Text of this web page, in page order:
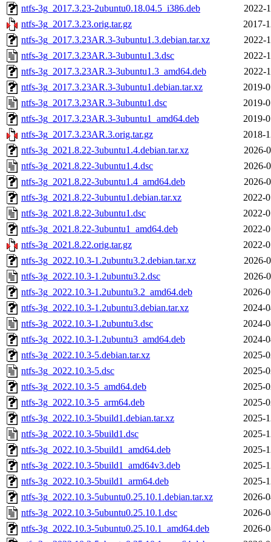
ntfs-3g_2017.3.23-2ubuntu0.18.04.5_i386.deb
2022-
ntfs-3g_2017.3.23.orig.tar.gz
2017-
ntfs-3g_2017.3.23AR.3-3ubuntu1.3.debian.tar.xz
2022-
ntfs-3g_2017.3.23AR.3-3ubuntu1.3.dsc
2022-
ntfs-3g_2017.3.23AR.3-3ubuntu1.3_amd64.deb
2022-
ntfs-3g_2017.3.23AR.3-3ubuntu1.debian.tar.xz
2019-
ntfs-3g_2017.3.23AR.3-3ubuntu1.dsc
2019-
ntfs-3g_2017.3.23AR.3-3ubuntu1_amd64.deb
2019-
ntfs-3g_2017.3.23AR.3.orig.tar.gz
2018-
ntfs-3g_2021.8.22-3ubuntu1.4.debian.tar.xz
2026-
ntfs-3g_2021.8.22-3ubuntu1.4.dsc
2026-
ntfs-3g_2021.8.22-3ubuntu1.4_amd64.deb
2026-
ntfs-3g_2021.8.22-3ubuntu1.debian.tar.xz
2022-
ntfs-3g_2021.8.22-3ubuntu1.dsc
2022-
ntfs-3g_2021.8.22-3ubuntu1_amd64.deb
2022-
ntfs-3g_2021.8.22.orig.tar.gz
2022-
ntfs-3g_2022.10.3-1.2ubuntu3.2.debian.tar.xz
2026-
ntfs-3g_2022.10.3-1.2ubuntu3.2.dsc
2026-
ntfs-3g_2022.10.3-1.2ubuntu3.2_amd64.deb
2026-
ntfs-3g_2022.10.3-1.2ubuntu3.debian.tar.xz
2024-
ntfs-3g_2022.10.3-1.2ubuntu3.dsc
2024-
ntfs-3g_2022.10.3-1.2ubuntu3_amd64.deb
2024-
ntfs-3g_2022.10.3-5.debian.tar.xz
2025-
ntfs-3g_2022.10.3-5.dsc
2025-
ntfs-3g_2022.10.3-5_amd64.deb
2025-
ntfs-3g_2022.10.3-5_arm64.deb
2025-
ntfs-3g_2022.10.3-5build1.debian.tar.xz
2025-
ntfs-3g_2022.10.3-5build1.dsc
2025-
ntfs-3g_2022.10.3-5build1_amd64.deb
2025-
ntfs-3g_2022.10.3-5build1_amd64v3.deb
2025-
ntfs-3g_2022.10.3-5build1_arm64.deb
2025-
ntfs-3g_2022.10.3-5ubuntu0.25.10.1.debian.tar.xz
2026-
ntfs-3g_2022.10.3-5ubuntu0.25.10.1.dsc
2026-
ntfs-3g_2022.10.3-5ubuntu0.25.10.1_amd64.deb
2026-